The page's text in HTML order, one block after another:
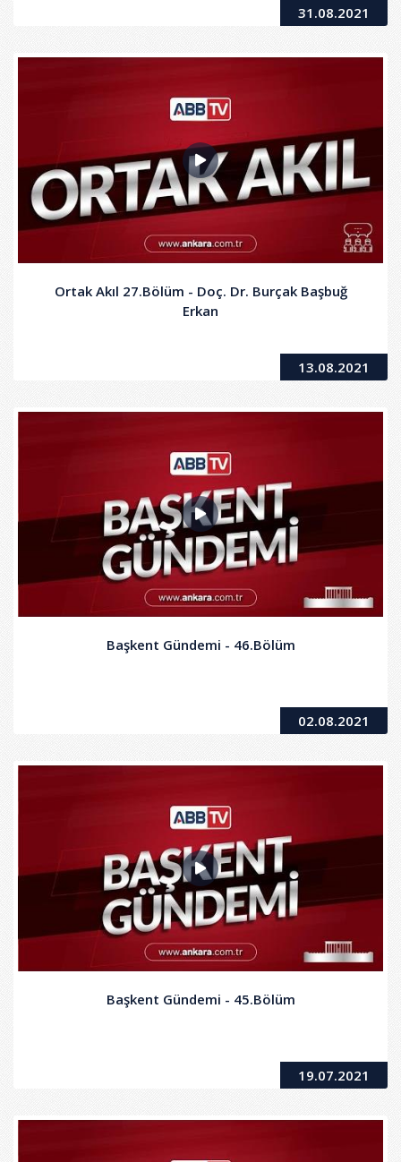
31.08.2021
Ortak Akıl 27.Bölüm - Doç. Dr. Burçak Başbuğ
Erkan
13.08.2021
Başkent Gündemi - 46.Bölüm
02.08.2021
Başkent Gündemi - 45.Bölüm
19.07.2021